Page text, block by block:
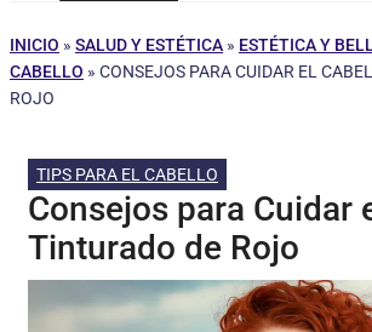
INICIO » SALUD Y ESTÉTICA » ESTÉTICA Y
CABELLO » CONSEJOS PARA CUIDAR EL
ROJO
TIPS PARA EL CABELLO
Consejos para Cuidar
Tinturado de Rojo